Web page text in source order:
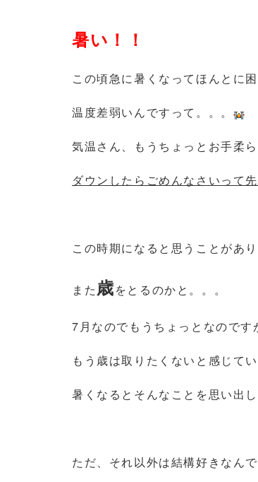
暑い！！
この頃急に暑くなってほんとに
温度差弱いんですって。。。
気温さん、もうちょっとお手柔
ダウンしたらごめんなさいって
この時期になると思うことがあり
また歳をとるのかと。。。
7月なのでもうちょっとなので
もう歳は取りたくないと感じてい
暑くなるとそんなことを思い出し
ただ、それ以外は結構好きなんで